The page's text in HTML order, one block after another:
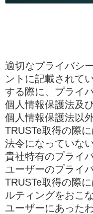
適切なプライバシ
ントに記載されて
する際に、プライ
個人情報保護法及
個人情報保護法以
TRUSTe取得の際
法令になっていな
貴社特有のプライ
ユーザーのプライ
TRUSTe取得の際
ルティングをおこ
ユーザーにあった